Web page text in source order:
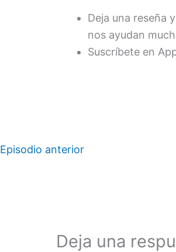
Deja una reseña
nos ayudan
Suscríbete en
Episodio anterior
Deja una